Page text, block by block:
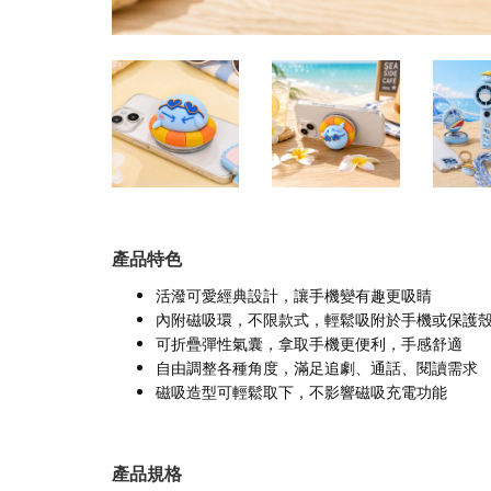
產品特色
活潑可愛經典設計，讓手機變有趣更吸睛
內附磁吸環，不限款式，輕鬆吸附於手機或保護
可折疊彈性氣囊，拿取手機更便利，手感舒適
自由調整各種角度，滿足追劇、通話、閱讀需求
磁吸造型可輕鬆取下，不影響磁吸充電功能
產品規格